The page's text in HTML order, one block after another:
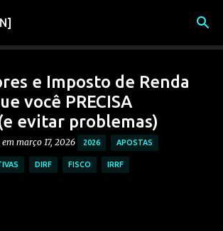
para o conteúdo principal
e Imposto de Renda
você PRECISA
evitar problemas)
em março 17, 2026 2026 APOSTAS
DIRF FISCO IRRF